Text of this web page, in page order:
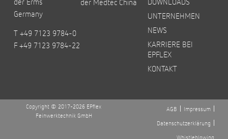
Germany
T +49 7123 9784-0
F +49 7123 9784-22
UNTERNEHMEN
NEWS
KARRIERE BEI
EPFLEX
KONTAKT
Copyright © 2017-2026 EPflex
Feinwerktechnik GmbH
AGB
Impressum
Datenschutzerklärung
Whistleblowing